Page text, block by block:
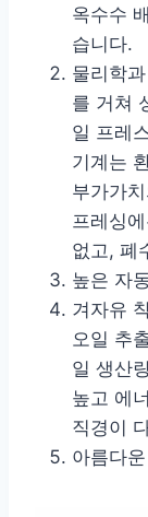
옥수수
습니다.
물리학
를 거쳐
일 프레
기계는
부가가
프레싱
없고, 폐
높은 자
겨자유
오일 추
일 생산
높고 에
직경이
아름다